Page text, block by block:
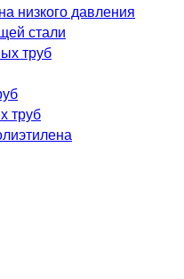
низкого давления
стали
труб
труб